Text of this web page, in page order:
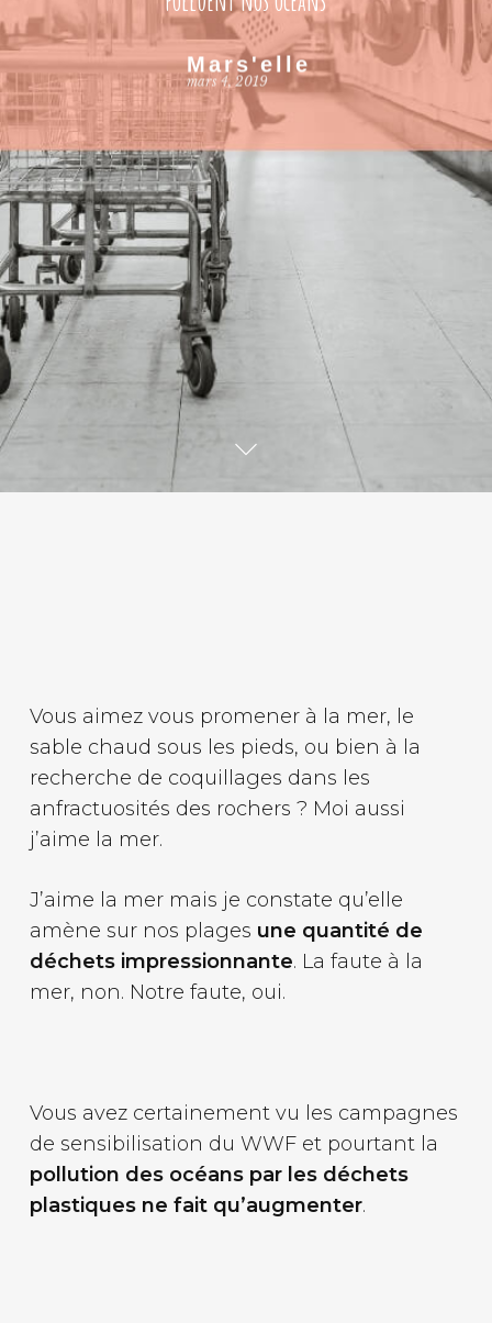
Mars'elle
mars 4, 2019
Vous aimez vous promener à la mer, le
sable chaud sous les pieds, ou bien à la
recherche de coquillages dans les
anfractuosités des rochers ? Moi aussi
j’aime la mer.
J’aime la mer mais je constate qu’elle
amène sur nos plages une quantité de
déchets impressionnante. La faute à la
mer, non. Notre faute, oui.
Vous avez certainement vu les campagnes
de sensibilisation du WWF et pourtant la
pollution des océans par les déchets
plastiques ne fait qu’augmenter.